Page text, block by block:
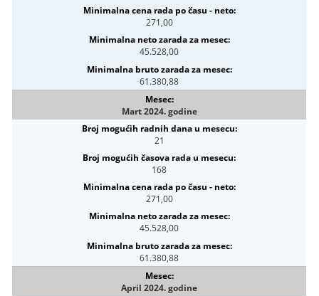
271,00
45.528,00
61.380,88
Mart 2024. godine
21
168
271,00
45.528,00
61.380,88
April 2024. godine